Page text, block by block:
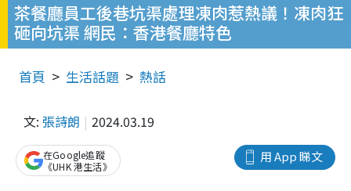
茶餐廳員工後巷坑渠處理凍肉惹熱議！凍肉狂
砸向坑渠 網民：香港餐廳特色
首頁 生活話題 熱話
文: 張詩朗 2024.03.19
用 App 睇文
在Google追蹤
《UHK 港生活》